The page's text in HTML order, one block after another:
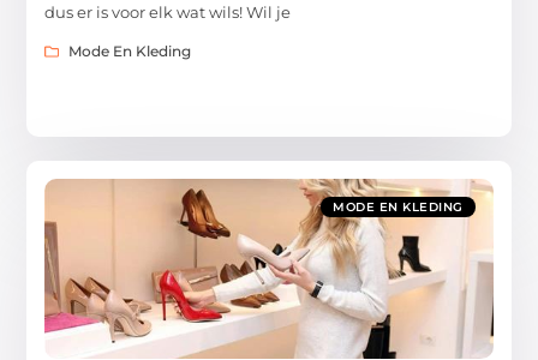
dus er is voor elk wat wils! Wil je
Mode En Kleding
MODE EN KLEDING